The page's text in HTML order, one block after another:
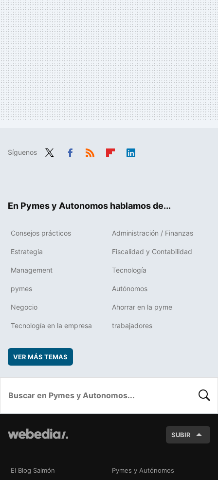
Síguenos
En Pymes y Autonomos hablamos de...
Consejos prácticos Administración / Finanzas
Estrategia Fiscalidad y Contabilidad
Management Tecnología
pymes Autónomos
Negocio Ahorrar en la pyme
Tecnología en la empresa trabajadores
VER MÁS TEMAS
SUBIR
El Blog Salmón Pymes y Autónomos